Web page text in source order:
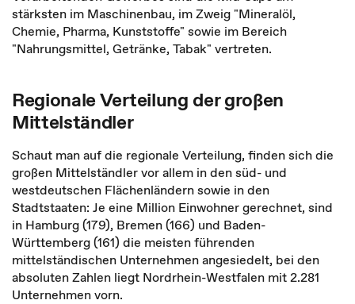
stärksten im Maschinenbau, im Zweig "Mineralöl,
Chemie, Pharma, Kunststoffe" sowie im Bereich
"Nahrungsmittel, Getränke, Tabak" vertreten.
Regionale Verteilung der großen
Mittelständler
Schaut man auf die regionale Verteilung, finden sich die
großen Mittelständler vor allem in den süd- und
westdeutschen Flächenländern sowie in den
Stadtstaaten: Je eine Million Einwohner gerechnet, sind
in Hamburg (179), Bremen (166) und Baden-
Württemberg (161) die meisten führenden
mittelständischen Unternehmen angesiedelt, bei den
absoluten Zahlen liegt Nordrhein-Westfalen mit 2.281
Unternehmen vorn.